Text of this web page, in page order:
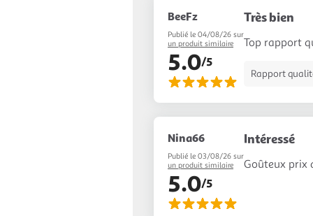
BeeFz
Publié le 04/08/26 sur
un produit similaire
5.0/5
Très bien
Top rapport
Rapport
Nina66
Publié le 03/08/26 sur
un produit similaire
5.0/5
Intéressé
Goûteux prix